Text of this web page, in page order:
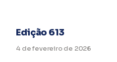
Edição 613
4 de fevereiro de 2026